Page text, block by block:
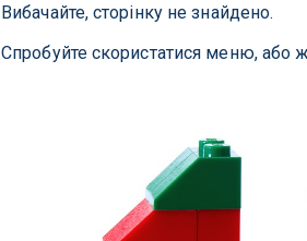
Вибачайте, сторінку не знайдено.
Спробуйте скористатися меню, або